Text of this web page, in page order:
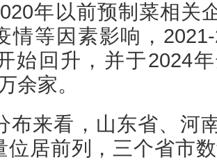
年以前预制菜相关
情等因素影响，
始回升，并于2024
余家。
布来看，山东省、河
位居前列，三个省市